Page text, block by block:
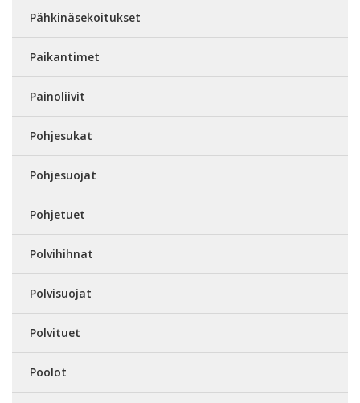
Pähkinäsekoitukset
Paikantimet
Painoliivit
Pohjesukat
Pohjesuojat
Pohjetuet
Polvihihnat
Polvisuojat
Polvituet
Poolot